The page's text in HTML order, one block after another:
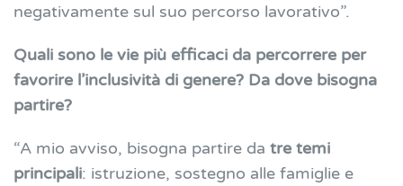
negativamente sul suo percorso lavorativo”.
Quali sono le vie più efficaci da percorrere per
favorire l’inclusività di genere? Da dove bisogna
partire?
“A mio avviso, bisogna partire da tre temi
principali: istruzione, sostegno alle famiglie e